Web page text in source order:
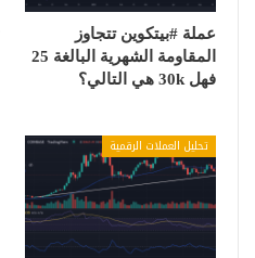
عملة #بيتكوين تتجاوز
المقاومة الشهرية البالغة 25
فهل 30k هي التالي؟
تحليل العملات الرقمية